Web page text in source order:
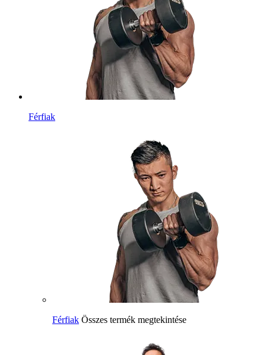
Férfiak
Férfiak Összes termék megtekintése